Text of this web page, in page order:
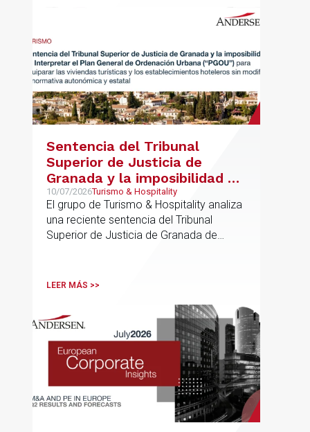
Sentencia del Tribunal
Superior de Justicia de
Granada y la imposibilidad de
Interpretar el Plan General
de Ordenación Urbana
(“PGOU”) para equiparar las
viviendas turísticas y los
autonómica y estatal
10/07/2026Turismo & Hospitality
El grupo de Turismo & Hospitality analiza
una reciente sentencia del Tribunal
Superior de Justicia de Granada de
LEER MÁS >>